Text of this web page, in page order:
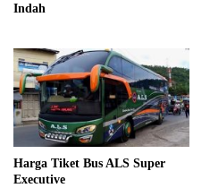
Indah
Harga Tiket Bus ALS Super
Executive